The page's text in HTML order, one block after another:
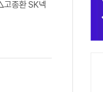
종환 SK넥